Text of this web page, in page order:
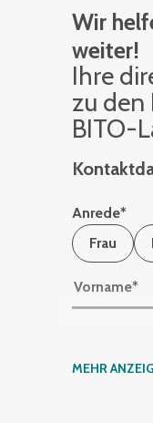
Wir
weiter!
Ihre
zu den
BITO-
Anrede*
Frau
Vorname*
Nachname*
MEHR